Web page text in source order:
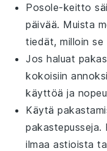
Posole-keitto
päivää. Muista
tiedät, milloin
Jos haluat
kokoisiin
käyttöä ja
Käytä
pakastepusseja.
ilmaa astioista